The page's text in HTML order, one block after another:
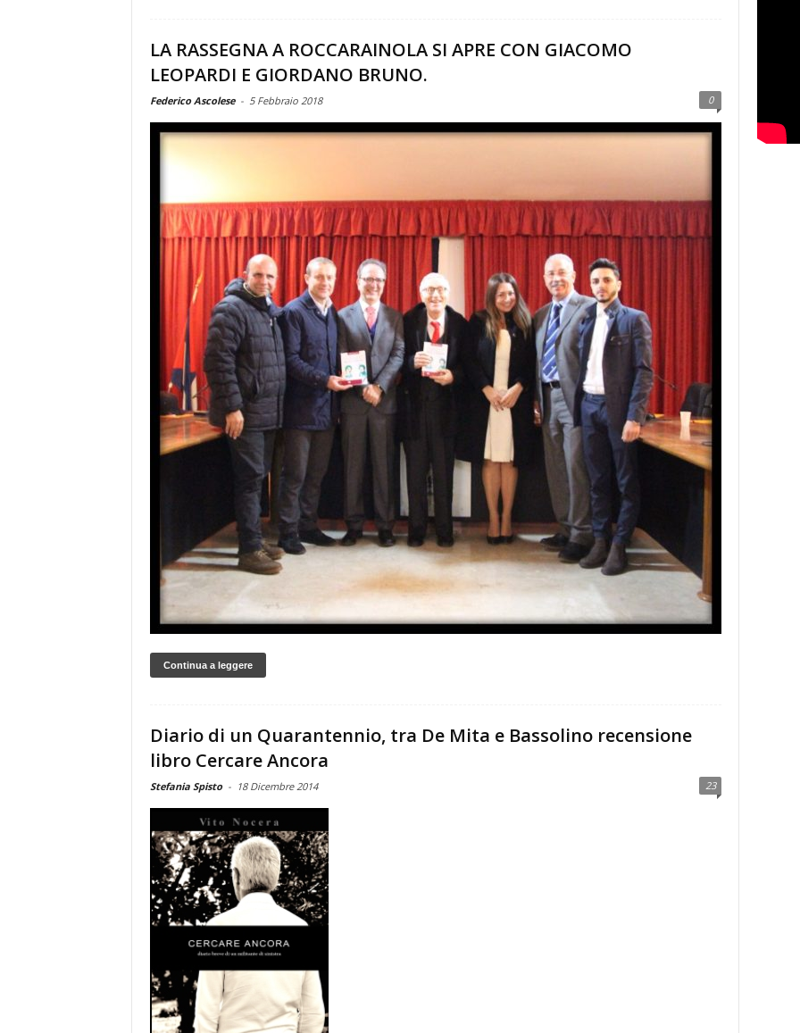
LA RASSEGNA A ROCCARAINOLA SI APRE CON GIACOMO
LEOPARDI E GIORDANO BRUNO.
Federico Ascolese - 5 Febbraio 2018 0
Continua a leggere
Diario di un Quarantennio, tra De Mita e Bassolino recensione
libro Cercare Ancora
Stefania Spisto - 18 Dicembre 2014 23